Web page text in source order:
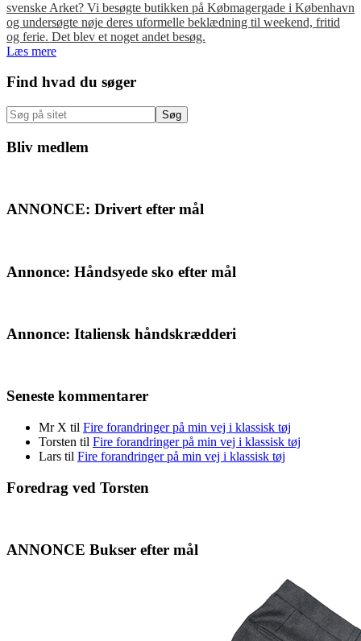
svenske Arket? Vi besøgte butikken på Købmagergade i København
og undersøgte nøje deres uformelle beklædning til weekend, fritid
og ferie. Det blev et noget andet besøg.
Læs mere
Primær
Sidebar
Find hvad du søger
Søg
på
sitet
Bliv medlem
ANNONCE: Drivert efter mål
Annonce: Håndsyede sko efter mål
Annonce: Italiensk håndskrædderi
Seneste kommentarer
Mr X til Fire forandringer på min vej i klassisk tøj
Torsten til Fire forandringer på min vej i klassisk tøj
Lars til Fire forandringer på min vej i klassisk tøj
Foredrag ved Torsten
ANNONCE Bukser efter mål